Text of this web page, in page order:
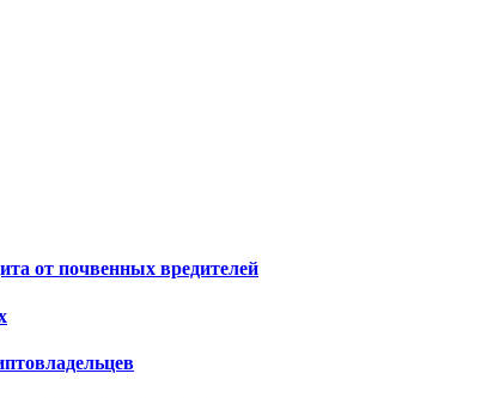
от почвенных вредителей